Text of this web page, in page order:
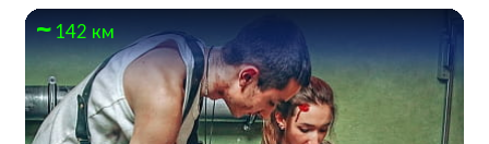
142 км